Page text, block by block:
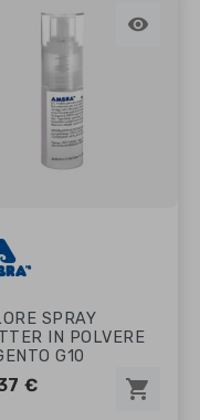

SPRAY
IN POLVERE
G10
€ shopping_cart